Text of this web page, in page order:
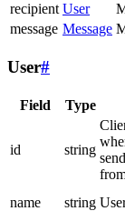
recipient User
message Message
User#
Field Type
id string
name string